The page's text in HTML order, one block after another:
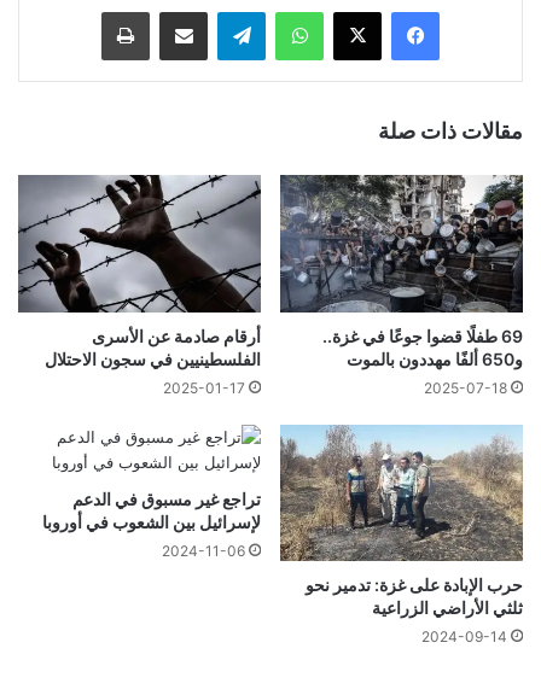
فيسبوك ‫X واتساب تيلقرام مشاركة عبر البريد طباعة
مقالات ذات صلة
69 طفلًا قضوا جوعًا في غزة..
و650 ألفًا مهددون بالموت
2025-07-18
أرقام صادمة عن الأسرى
الفلسطينيين في سجون الاحتلال
2025-01-17
حرب الإبادة على غزة: تدمير نحو
ثلثي الأراضي الزراعية
2024-09-14
تراجع غير مسبوق في الدعم
لإسرائيل بين الشعوب في أوروبا
2024-11-06